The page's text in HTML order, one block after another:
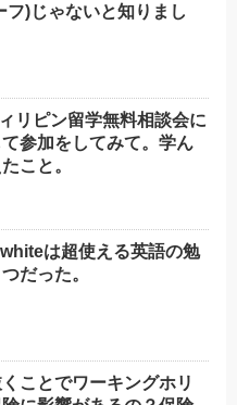
フ)じゃないと知りまし
リピン留学無料相談会に
参加をしてみて。学ん
こと。
は超使える英語の勉
だった。
ことでワーキングホリ